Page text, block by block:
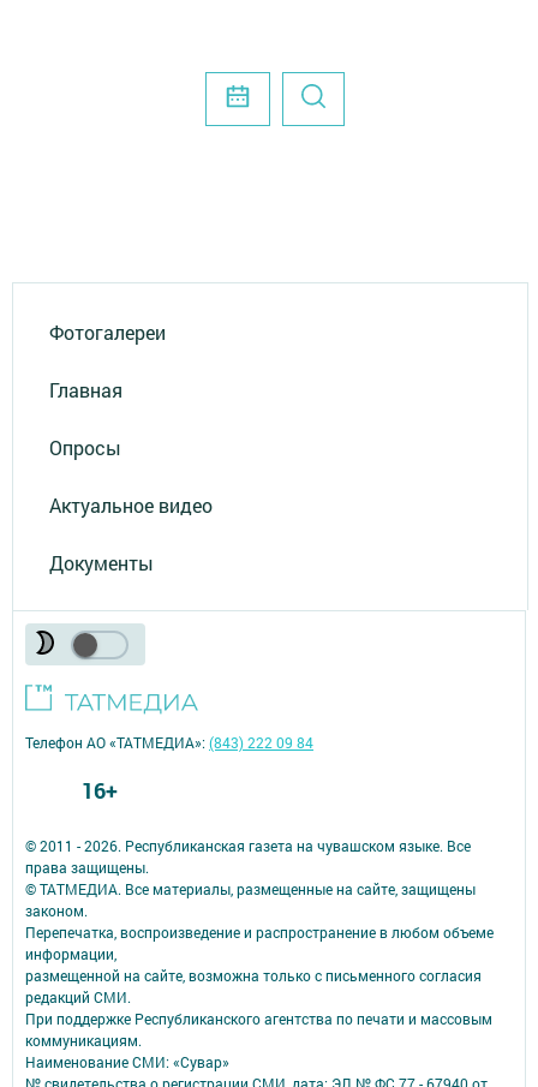
Фотогалереи
Главная
Опросы
Актуальное видео
Документы
© 2011 - 2026. Республиканская газета на чувашском языке. Все
права защищены.
© ТАТМЕДИА. Все материалы, размещенные на сайте, защищены
законом.
Перепечатка, воспроизведение и распространение в любом объеме
информации,
размещенной на сайте, возможна только с письменного согласия
редакций СМИ.
При поддержке Республиканского агентства по печати и массовым
коммуникациям.
Наименование СМИ: «Сувар»
Телефон АО «ТАТМЕДИА»:(843) 222 09 84
16+